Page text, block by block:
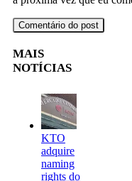
MAIS
NOTÍCIAS
KTO
adquire
naming
rights do